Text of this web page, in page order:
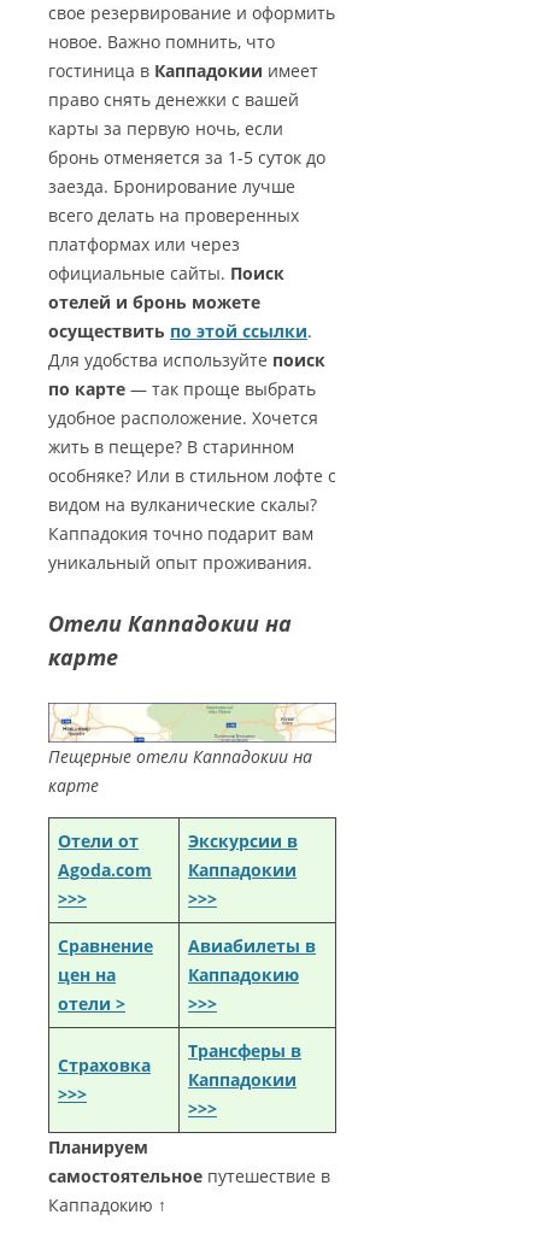
свое резервирование и оформить
новое. Важно помнить, что
гостиница в Каппадокии имеет
право снять денежки с вашей
карты за первую ночь, если
бронь отменяется за 1-5 суток до
заезда. Бронирование лучше
всего делать на проверенных
платформах или через
официальные сайты. Поиск
отелей и бронь можете
осуществить по этой ссылки.
Для удобства используйте поиск
по карте — так проще выбрать
удобное расположение. Хочется
жить в пещере? В старинном
особняке? Или в стильном лофте с
видом на вулканические скалы?
Каппадокия точно подарит вам
уникальный опыт проживания.
Отели Каппадокии на
карте
Пещерные отели Каппадокии на
карте
Отели от
Agoda.com
>>>
Экскурсии в
Каппадокии
>>>
Сравнение
цен на
отели >
Авиабилеты в
Каппадокию
>>>
Страховка
>>>
Трансферы в
Каппадокии
>>>
Планируем
самостоятельное путешествие в
Каппадокию ↑